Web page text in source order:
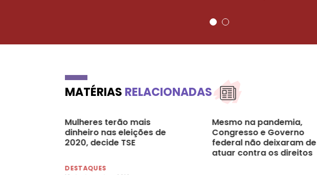
MATÉRIAS RELACIONADAS
Mulheres terão mais
dinheiro nas eleições de
2020, decide TSE
DESTAQUES
Mesmo na pandemia,
Congresso e Governo
federal não deixaram de
atuar contra os direitos